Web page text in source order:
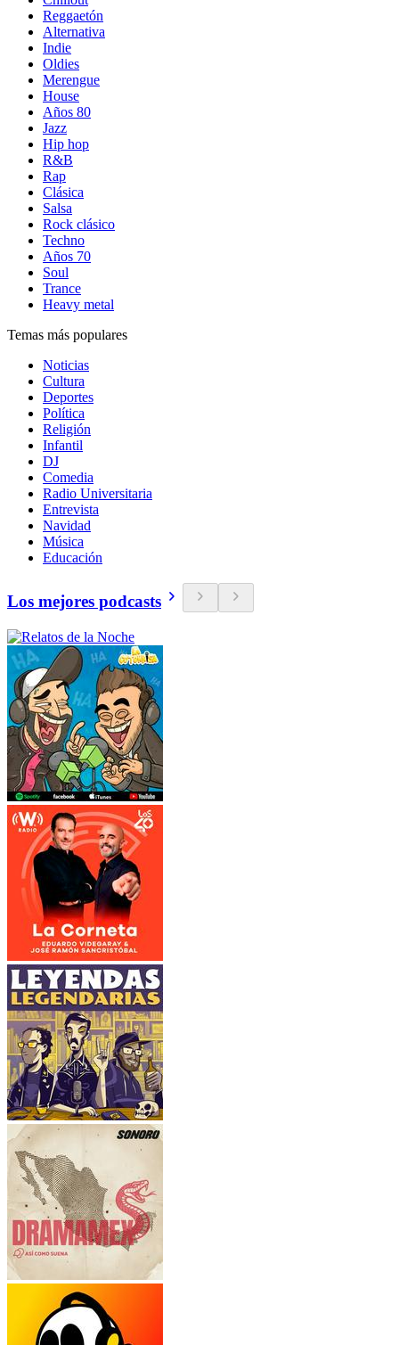
Reggaetón
Alternativa
Indie
Oldies
Merengue
House
Años 80
Jazz
Hip hop
R&B
Rap
Clásica
Salsa
Rock clásico
Techno
Años 70
Soul
Trance
Heavy metal
Temas más populares
Noticias
Cultura
Deportes
Política
Religión
Infantil
DJ
Comedia
Radio Universitaria
Entrevista
Navidad
Música
Educación
Los mejores podcasts